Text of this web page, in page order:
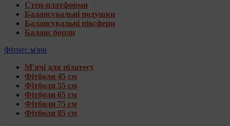
Степ-платформи
Балансувальні подушки
Балансувальні півсфери
Баланс борди
Фітнес м'ячі
М'ячі для пілатесу
Фітболи 45 см
Фітболи 55 см
Фітболи 65 см
Фітболи 75 см
Фітболи 85 см